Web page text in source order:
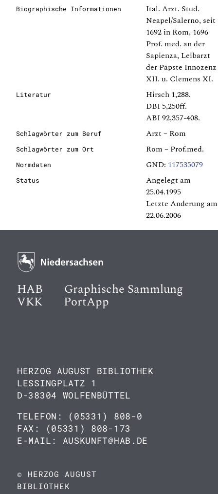
Biographische Informationen
Ital. Arzt. Stud.
Neapel/Salerno, seit
1692 in Rom, 1696
Prof. med. an der
Sapienza, Leibarzt
der Päpste Innozenz
XII. u. Clemens XI.
Literatur
Hirsch 1,288.
DBI 5,250ff.
ABI 92,357-408.
Schlagwörter zum Beruf Arzt – Rom
Schlagwörter zum Ort Rom – Prof.med.
Normdaten GND: 117535079
Status
Angelegt am
25.04.1995
Letzte Änderung am
22.06.2006
HAB Graphische Sammlung
VKK PortApp
HERZOG AUGUST BIBLIOTHEK
LESSINGPLATZ 1
D-38304 WOLFENBÜTTEL
TELEFON: (05331) 808-0
FAX: (05331) 808-173
E-MAIL: AUSKUNFT@HAB.DE
© HERZOG AUGUST
BIBLIOTHEK